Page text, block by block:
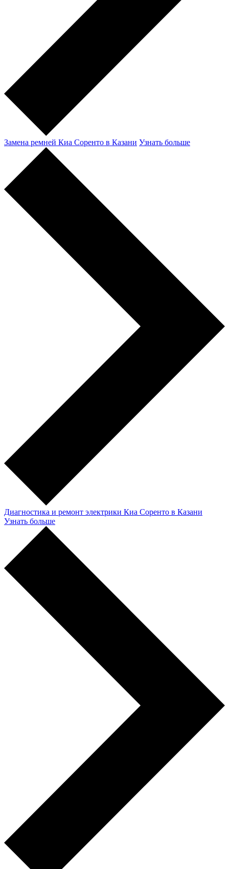
Замена ремней Киа Соренто в Казани Узнать больше
Диагностика и ремонт электрики Киа Соренто в Казани
Узнать больше